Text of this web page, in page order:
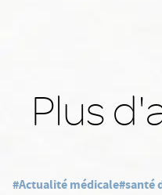
Plus
#Actualité médicale#santé